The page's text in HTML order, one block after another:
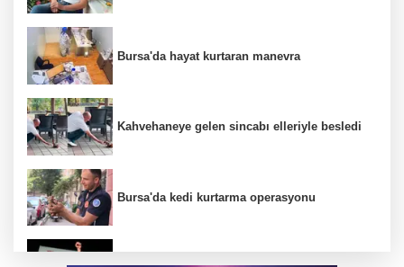
Bursa'da hayat kurtaran manevra
Kahvehaneye gelen sincabı elleriyle besledi
Bursa'da kedi kurtarma operasyonu